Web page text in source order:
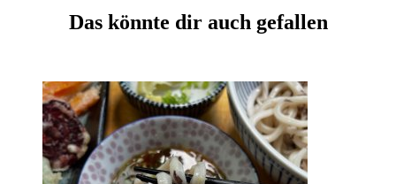
Das könnte dir auch gefallen